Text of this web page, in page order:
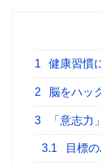
1 健康習慣
2 脳をハッ
3 「意志力
3.1 目標